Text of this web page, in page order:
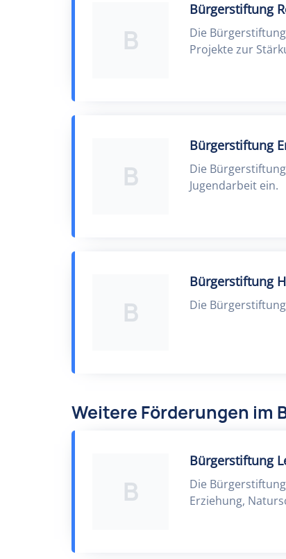
B
Bürgerstiftung
Die
Projekte zur
B
Bürgerstiftung
Die
Jugendarbeit ein.
B
Bürgerstiftung
Die
Weitere Förderungen im
B
Bürgerstiftung
Die
Erziehung,